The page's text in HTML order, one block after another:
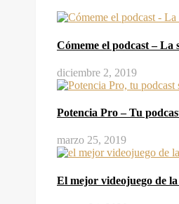
Cómeme el podcast – La
diciembre 2, 2019
Potencia Pro – Tu
marzo 25, 2019
El mejor videojuego de